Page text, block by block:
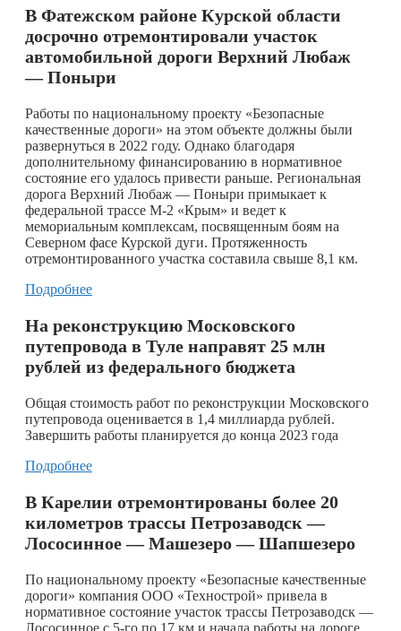
В Фатежском районе Курской области
досрочно отремонтировали участок
автомобильной дороги Верхний Любаж
— Поныри
Работы по национальному проекту «Безопасные
качественные дороги» на этом объекте должны были
развернуться в 2022 году. Однако благодаря
дополнительному финансированию в нормативное
состояние его удалось привести раньше. Региональная
дорога Верхний Любаж — Поныри примыкает к
федеральной трассе М-2 «Крым» и ведет к
мемориальным комплексам, посвященным боям на
Северном фасе Курской дуги. Протяженность
отремонтированного участка составила свыше 8,1 км.
Подробнее
На реконструкцию Московского
путепровода в Туле направят 25 млн
рублей из федерального бюджета
Общая стоимость работ по реконструкции Московского
путепровода оценивается в 1,4 миллиарда рублей.
Завершить работы планируется до конца 2023 года
Подробнее
В Карелии отремонтированы более 20
километров трассы Петрозаводск —
Лососинное — Машезеро — Шапшезеро
По национальному проекту «Безопасные качественные
дороги» компания ООО «Технострой» привела в
нормативное состояние участок трассы Петрозаводск —
Лососинное с 5-го по 17 км и начала работы на дороге